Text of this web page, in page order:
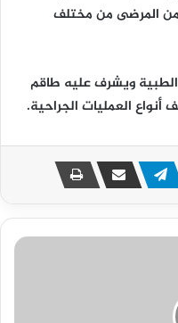
من المرضى من مختلف
ويشرف عليه طاقم
العمليات الجراحية.